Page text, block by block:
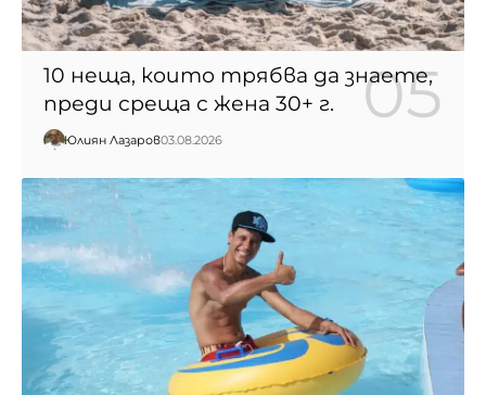
10 неща, които трябва да знаете,
преди среща с жена 30+ г.
Юлиян Лазаров03.08.2026